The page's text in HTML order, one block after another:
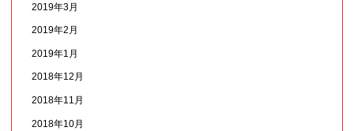
2019年3月
2019年2月
2019年1月
2018年12月
2018年11月
2018年10月